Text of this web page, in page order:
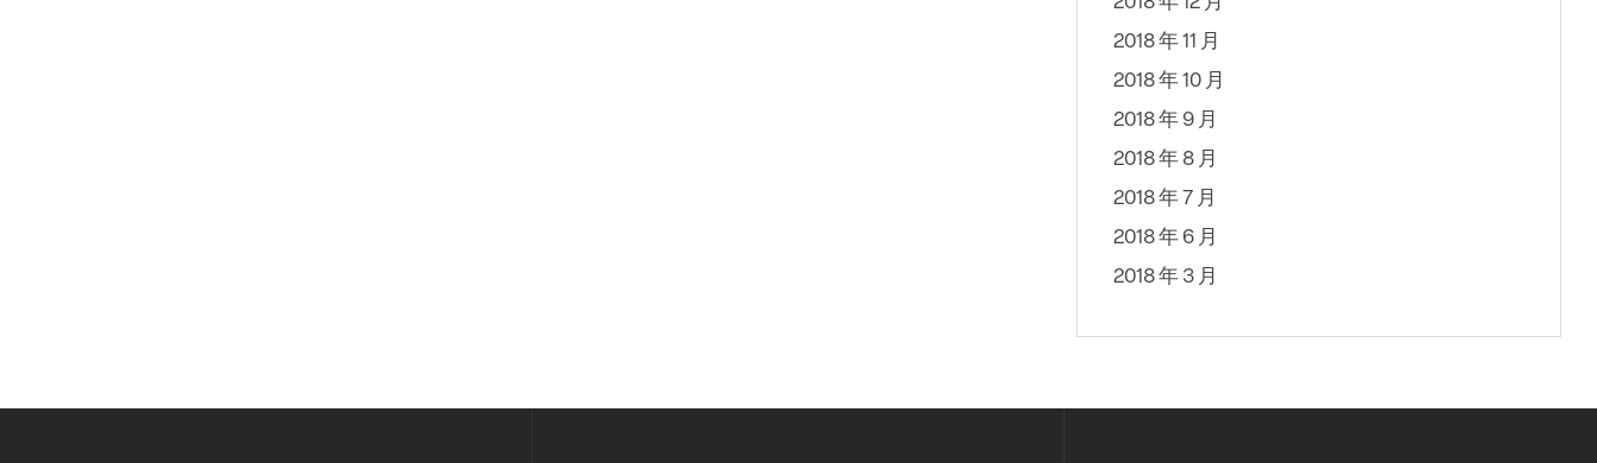
2018 年 11 月
2018 年 10 月
2018 年 9 月
2018 年 8 月
2018 年 7 月
2018 年 6 月
2018 年 3 月